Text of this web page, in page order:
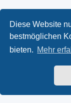
Diese Website
bestmöglichen
bieten. Mehr